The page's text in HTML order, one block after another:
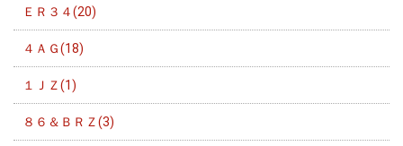
ＥＲ３４(20)
４ＡＧ(18)
１ＪＺ(1)
８６＆ＢＲＺ(3)